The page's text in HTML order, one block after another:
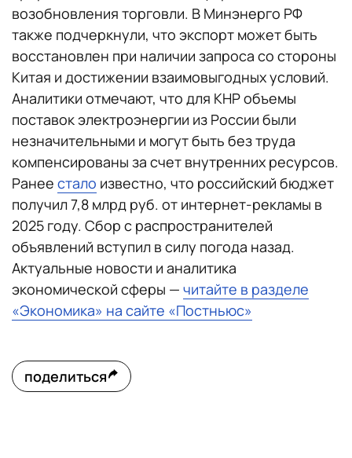
возобновления торговли. В Минэнерго РФ
также подчеркнули, что экспорт может быть
восстановлен при наличии запроса со стороны
Китая и достижении взаимовыгодных условий.
Аналитики отмечают, что для КНР объемы
поставок электроэнергии из России были
незначительными и могут быть без труда
компенсированы за счет внутренних ресурсов.
Ранее стало известно, что российский бюджет
получил 7,8 млрд руб. от интернет-рекламы в
2025 году. Сбор с распространителей
объявлений вступил в силу погода назад.
Актуальные новости и аналитика
экономической сферы — читайте в разделе
«Экономика» на сайте «Постньюс»
поделиться